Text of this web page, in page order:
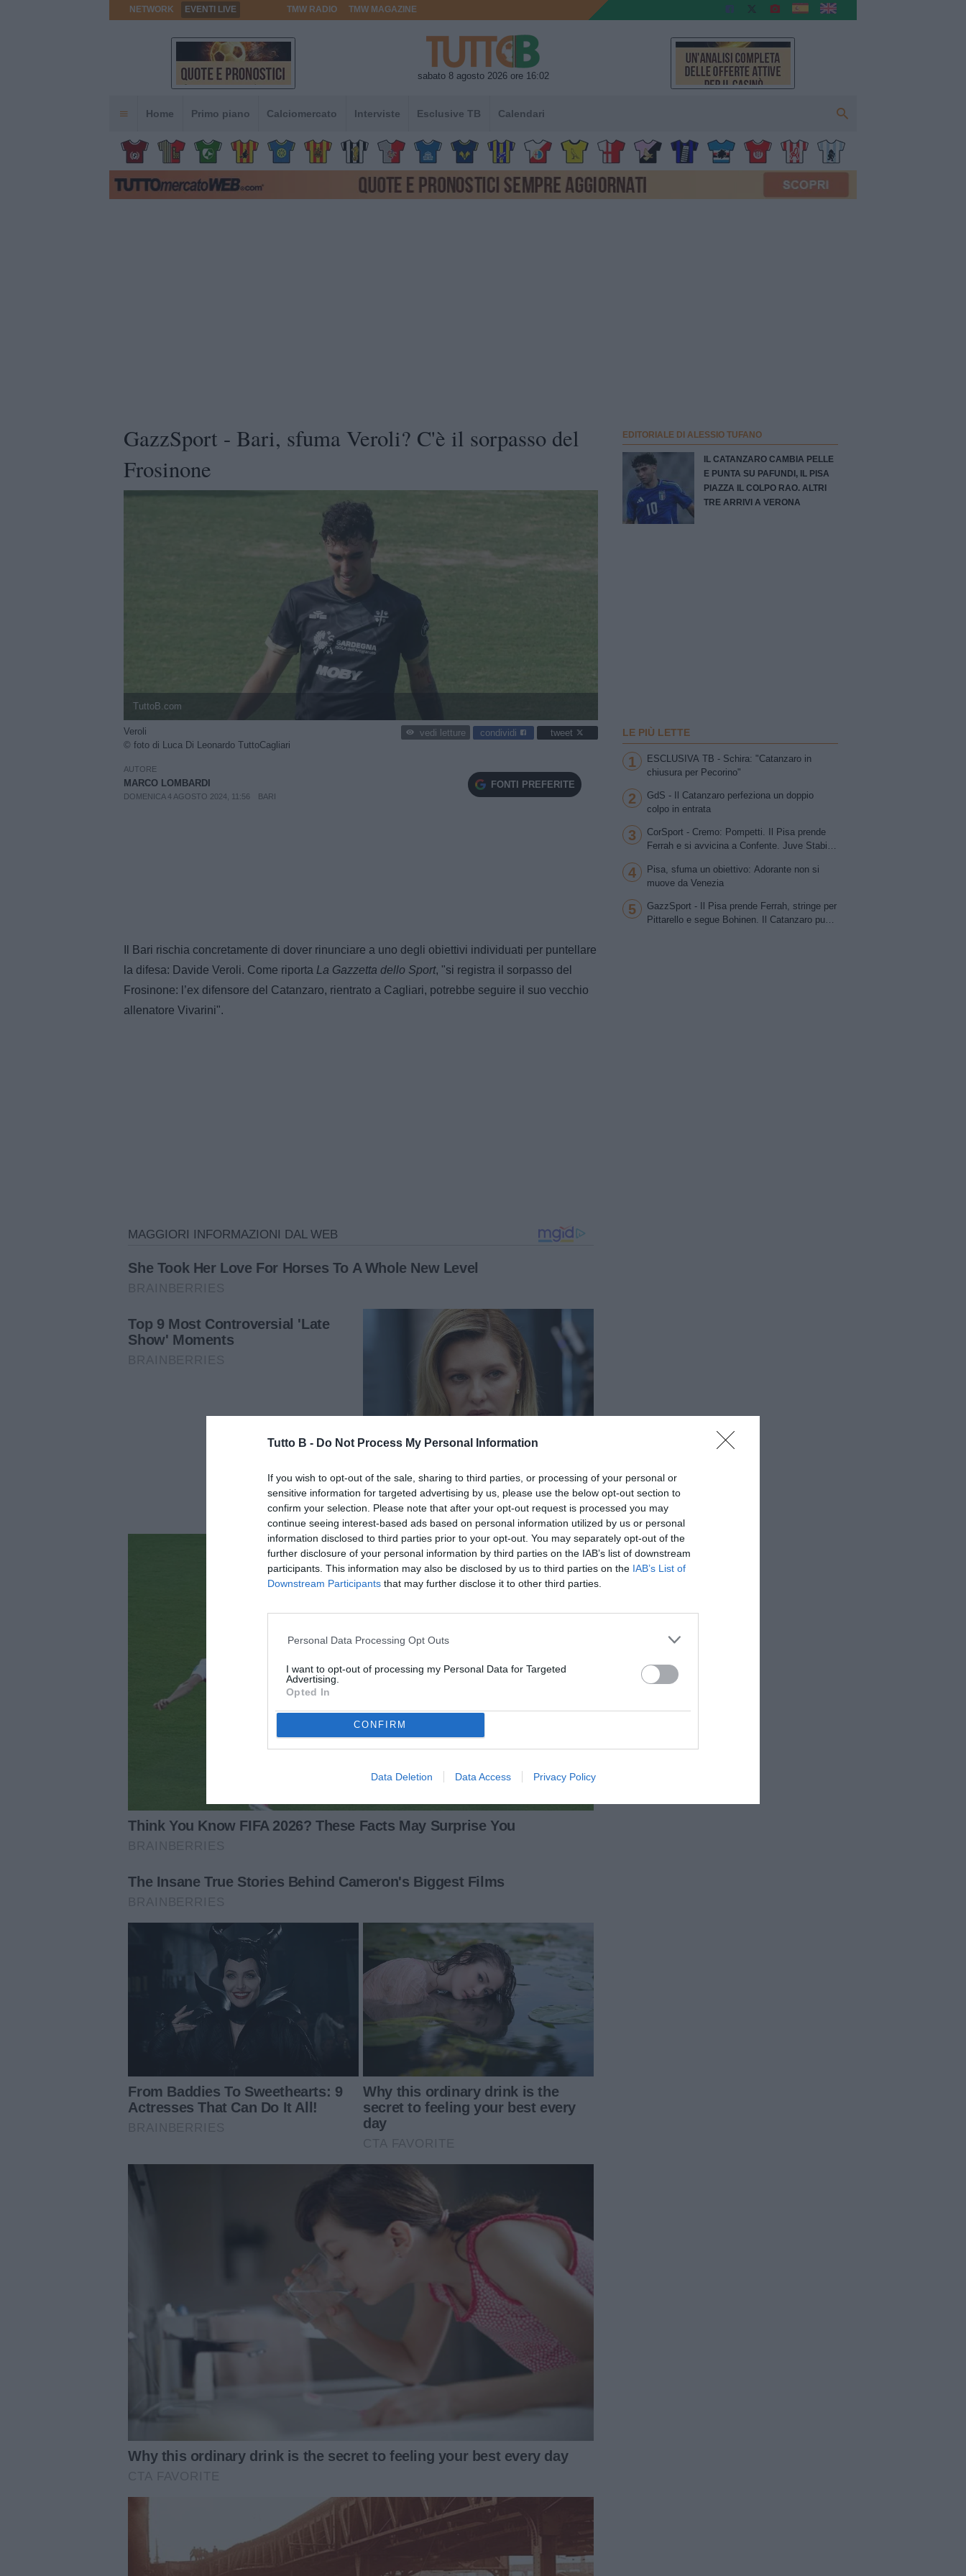
Tutto B - Do Not Process My Personal Information
If you wish to opt-out of the sale, sharing to third parties, or processing of your personal or
sensitive information for targeted advertising by us, please use the below opt-out section to
confirm your selection. Please note that after your opt-out request is processed you may
continue seeing interest-based ads based on personal information utilized by us or personal
information disclosed to third parties prior to your opt-out. You may separately opt-out of the
further disclosure of your personal information by third parties on the IAB’s list of downstream
participants. This information may also be disclosed by us to third parties on the IAB’s List of
Downstream Participants that may further disclose it to other third parties.
Personal Data Processing Opt Outs
I want to opt-out of processing my Personal Data for Targeted
Advertising.
Opted In
CONFIRM
Data Deletion Data Access Privacy Policy
NETWORK EVENTI LIVE TMW RADIO TMW MAGAZINE
sabato 8 agosto 2026 ore 16:02
Home Primo piano Calciomercato Interviste Esclusive TB Calendari
GazzSport - Bari, sfuma Veroli? C'è il sorpasso del
Frosinone
TuttoB.com
Veroli
© foto di Luca Di Leonardo TuttoCagliari
vedi letture condividi tweet
AUTORE
MARCO LOMBARDI
DOMENICA 4 AGOSTO 2024, 11:56 BARI
FONTI PREFERITE
Il Bari rischia concretamente di dover rinunciare a uno degli obiettivi individuati per puntellare
la difesa: Davide Veroli. Come riporta La Gazzetta dello Sport, "si registra il sorpasso del
Frosinone: l’ex difensore del Catanzaro, rientrato a Cagliari, potrebbe seguire il suo vecchio
allenatore Vivarini".
EDITORIALE DI ALESSIO TUFANO
IL CATANZARO CAMBIA PELLE
E PUNTA SU PAFUNDI, IL PISA
PIAZZA IL COLPO RAO. ALTRI
TRE ARRIVI A VERONA
LE PIÙ LETTE
1
ESCLUSIVA TB - Schira: "Catanzaro in
chiusura per Pecorino"
2
GdS - Il Catanzaro perfeziona un doppio
colpo in entrata
3
CorSport - Cremo: Pompetti. Il Pisa prende
Ferrah e si avvicina a Confente. Juve Stabia
scambio Patierno-Jimenez
4
Pisa, sfuma un obiettivo: Adorante non si
muove da Venezia
5
GazzSport - Il Pisa prende Ferrah, stringe per
Pittarello e segue Bohinen. Il Catanzaro punta